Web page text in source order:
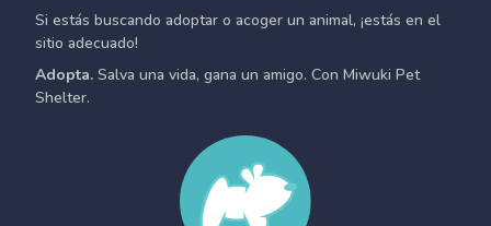
Si estás buscando adoptar o acoger un animal, ¡estás en el
sitio adecuado!
Adopta. Salva una vida, gana un amigo. Con Miwuki Pet
Shelter.